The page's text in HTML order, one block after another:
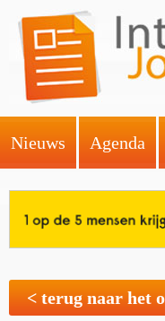
Nieuws Agenda
< terug naar het